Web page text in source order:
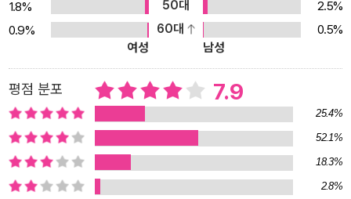
1.8%
50대
2.5%
0.9%
60대
0.5%
여성
남성
평점 분포 7.9
25.4%
52.1%
18.3%
2.8%